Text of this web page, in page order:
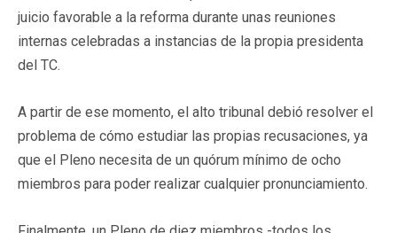
juicio favorable a la reforma durante unas reuniones
internas celebradas a instancias de la propia presidenta
del TC.
A partir de ese momento, el alto tribunal debió resolver el
problema de cómo estudiar las propias recusaciones, ya
que el Pleno necesita de un quórum mínimo de ocho
miembros para poder realizar cualquier pronunciamiento.